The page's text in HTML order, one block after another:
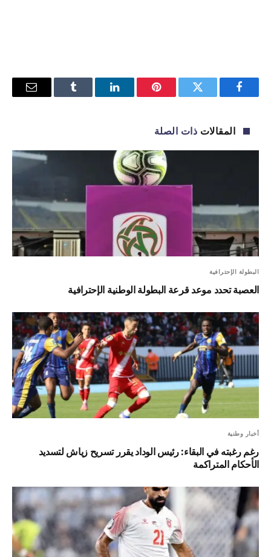
فيسبوك تويتر بينتيريستلينكدإن Tumblr
البريد
المقالات ذات الصلة
البطولة الإحترافية
العصبة تحدد موعد قرعة البطولة الوطنية الإحترافية
أخبار وطنية
رغم رغبته في البقاء: رئيس الوداد يقرر تسريح زياش لتسديد
الأحكام المتراكمة